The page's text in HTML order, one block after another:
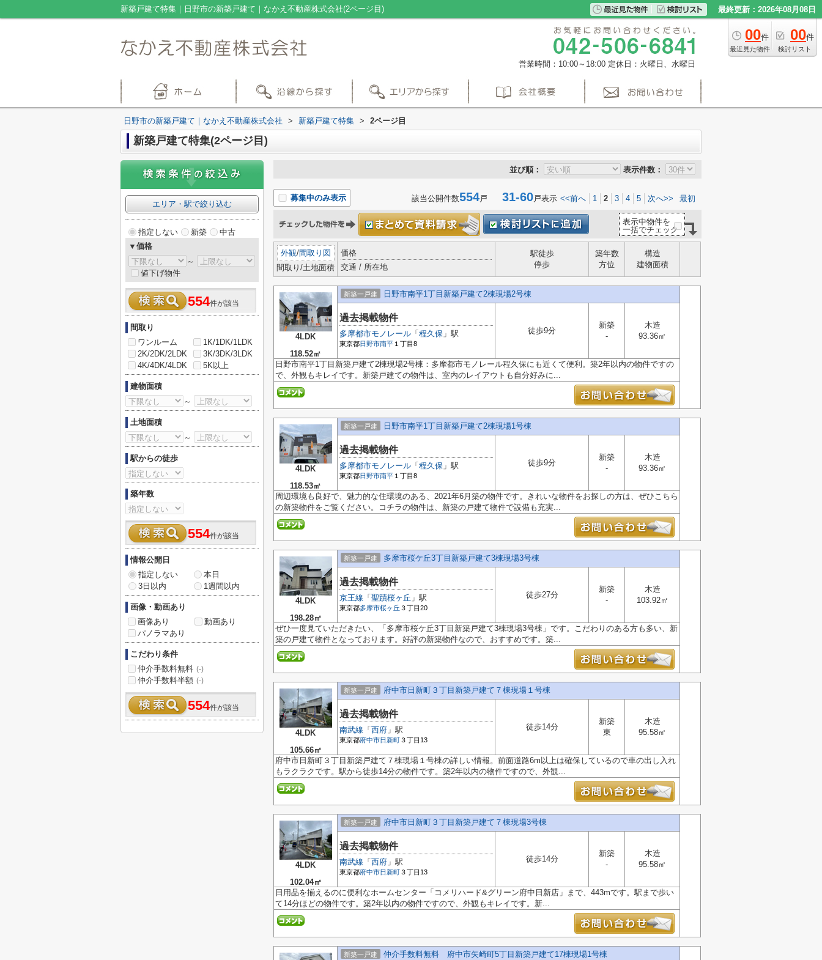
新築戸建て特集｜日野市の新築戸建て｜なかえ不動産株式会社(2ページ目) 最終更新：2026年08月08日
00件
最近見た物件
00件
検討リスト
営業時間：10:00～18:00 定休日：火曜日、水曜日
日野市の新築戸建て｜なかえ不動産株式会社 > 新築戸建て特集 > 2ページ目
新築戸建て特集(2ページ目)
並び順： 表示件数：
募集中のみ表示 該当公開件数554戸 31-60戸表示 <<前へ 1 2 3 4 5 次へ>> 最初
表示中物件を
一括でチェック
外観/間取り図
間取り/土地面積
価格
交通 / 所在地
駅徒歩
停歩
築年数
方位
構造
建物面積
4LDK
118.52㎡
新築一戸建 日野市南平1丁目新築戸建て2棟現場2号棟
過去掲載物件
多摩都市モノレール 「 程久保 」駅
東京都日野市南平 １丁目8
徒歩9分
新築
-
木造
93.36㎡
日野市南平1丁目新築戸建て2棟現場2号棟：多摩都市モノレール程久保にも近くて便利。築2年以内の物件ですの
で、外観もキレイです。新築戸建ての物件は、室内のレイアウトも自分好みに...
4LDK
118.53㎡
新築一戸建 日野市南平1丁目新築戸建て2棟現場1号棟
過去掲載物件
多摩都市モノレール 「 程久保 」駅
東京都日野市南平 １丁目8
徒歩9分
新築
-
木造
93.36㎡
周辺環境も良好で、魅力的な住環境のある、2021年6月築の物件です。きれいな物件をお探しの方は、ぜひこちら
の新築物件をご覧ください。コチラの物件は、新築の戸建て物件で設備も充実...
4LDK
198.28㎡
新築一戸建 多摩市桜ケ丘3丁目新築戸建て3棟現場3号棟
過去掲載物件
京王線 「 聖蹟桜ヶ丘 」駅
東京都多摩市桜ヶ丘 ３丁目20
徒歩27分
新築
-
木造
103.92㎡
ぜひ一度見ていただきたい、「多摩市桜ケ丘3丁目新築戸建て3棟現場3号棟」です。こだわりのある方も多い、新
築の戸建て物件となっております。好評の新築物件なので、おすすめです。築...
4LDK
105.66㎡
新築一戸建 府中市日新町３丁目新築戸建て７棟現場１号棟
過去掲載物件
南武線 「 西府 」駅
東京都府中市日新町 ３丁目13
徒歩14分
新築
東
木造
95.58㎡
府中市日新町３丁目新築戸建て７棟現場１号棟の詳しい情報。前面道路6m以上は確保しているので車の出し入れ
もラクラクです。駅から徒歩14分の物件です。築2年以内の物件ですので、外観...
4LDK
102.04㎡
新築一戸建 府中市日新町３丁目新築戸建て７棟現場3号棟
過去掲載物件
南武線 「 西府 」駅
東京都府中市日新町 ３丁目13
徒歩14分
新築
-
木造
95.58㎡
日用品を揃えるのに便利なホームセンター「コメリハード&グリーン府中日新店」まで、443mです。駅まで歩い
て14分ほどの物件です。築2年以内の物件ですので、外観もキレイです。新...
新築一戸建 仲介手数料無料 府中市矢崎町5丁目新築戸建て17棟現場1号棟
エリア・駅で絞り込む
指定しない 新築
中古
▼価格
～
値下げ物件
554件が該当
間取り
ワンルーム
1K/1DK/1LDK
2K/2DK/2LDK
3K/3DK/3LDK
4K/4DK/4LDK
5K以上
建物面積
～
土地面積
～
駅からの徒歩
築年数
554件が該当
情報公開日
指定しない
本日
3日以内
1週間以内
画像・動画あり
画像あり
動画あり
パノラマあり
こだわり条件
仲介手数料無料 (-)
仲介手数料半額 (-)
554件が該当